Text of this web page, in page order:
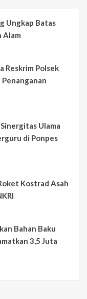
Ungkap Batas
Alam
Reskrim Polsek
Ulama
di Ponpes
Kostrad Asah
Bahan Baku
3,5 Juta